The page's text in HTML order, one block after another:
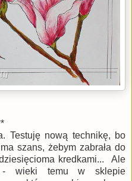
Testuję nową technikę, bo
szans, żebym zabrała do
kredkami... Ale
- wieki temu w sklepie